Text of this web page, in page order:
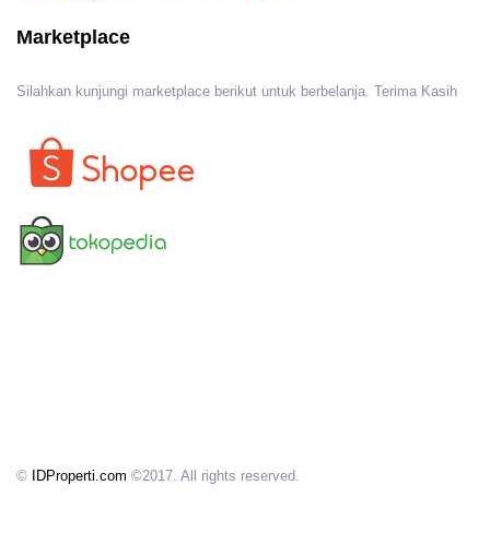
Marketplace
Silahkan kunjungi marketplace berikut untuk berbelanja. Terima Kasih
© IDProperti.com ©2017. All rights reserved.